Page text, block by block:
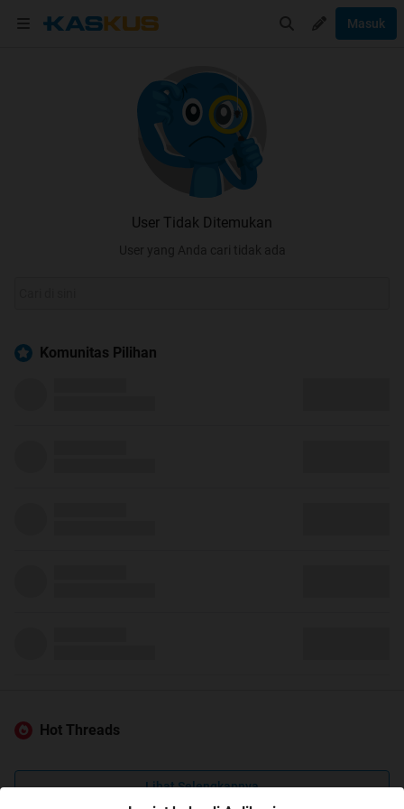
Masuk
User Tidak Ditemukan
User yang Anda cari tidak ada
Komunitas Pilihan
Hot Threads
Lihat Selengkapnya